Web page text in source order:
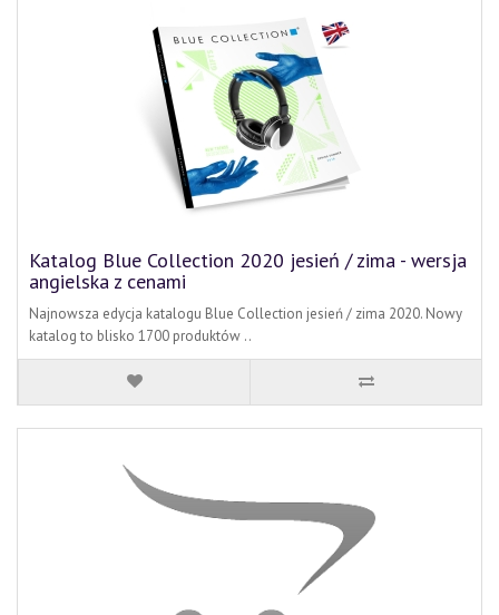
Katalog Blue Collection 2020 jesień / zima - wersja
angielska z cenami
Najnowsza edycja katalogu Blue Collection jesień / zima 2020. Nowy
katalog to blisko 1700 produktów ..